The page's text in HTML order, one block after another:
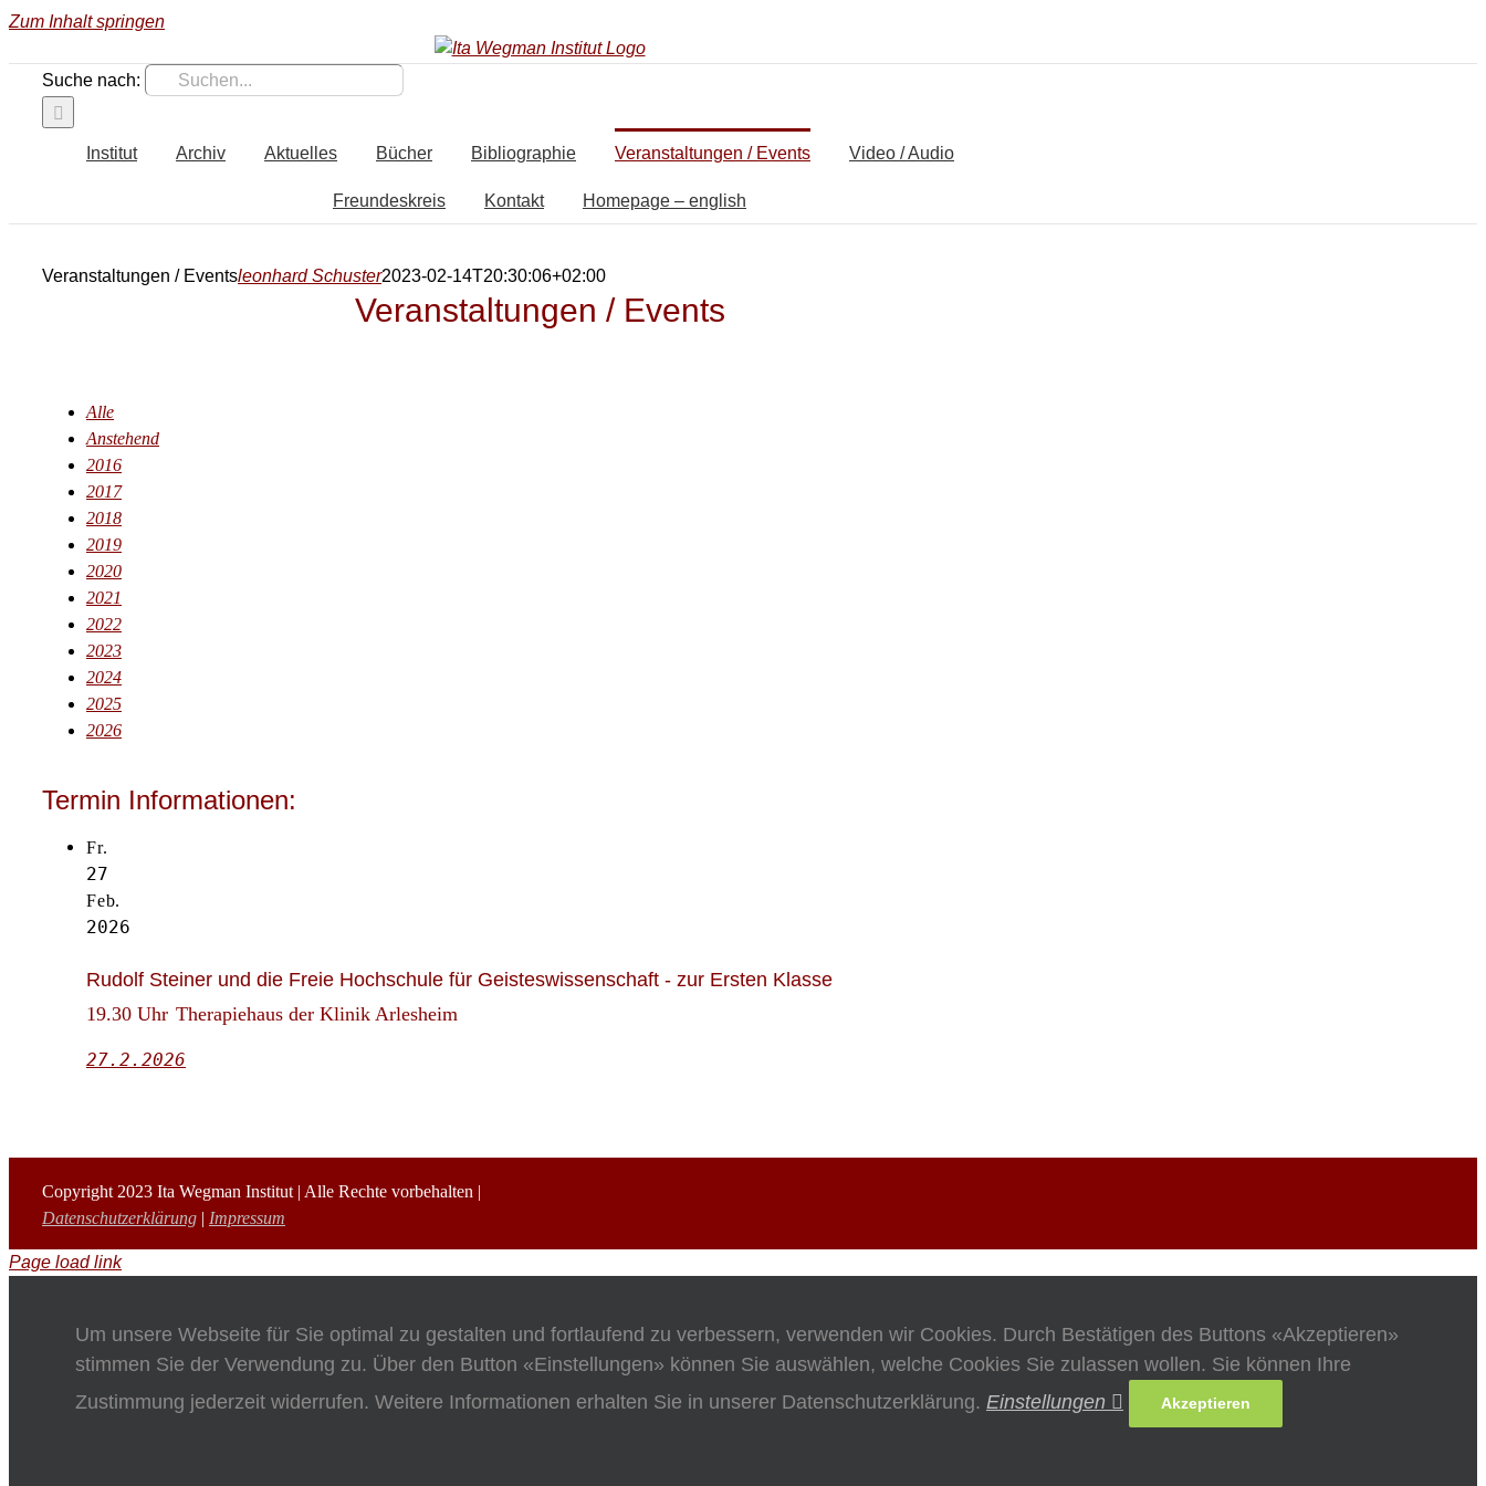
Zum Inhalt springen
Suche nach:
Institut Archiv Aktuelles Bücher Bibliographie Veranstaltungen / Events Video / Audio
Freundeskreis Kontakt Homepage – english
Veranstaltungen / Eventsleonhard Schuster2023-02-14T20:30:06+02:00
Veranstaltungen / Events
Alle
Anstehend
2016
2017
2018
2019
2020
2021
2022
2023
2024
2025
2026
Termin Informationen:
Fr.
27
Feb.
2026
Rudolf Steiner und die Freie Hochschule für Geisteswissenschaft - zur Ersten Klasse
19.30 Uhr Therapiehaus der Klinik Arlesheim
27.2.2026
Copyright 2023 Ita Wegman Institut | Alle Rechte vorbehalten |
Datenschutzerklärung | Impressum
Page load link
Um unsere Webseite für Sie optimal zu gestalten und fortlaufend zu verbessern, verwenden wir Cookies. Durch Bestätigen des Buttons «Akzeptieren»
stimmen Sie der Verwendung zu. Über den Button «Einstellungen» können Sie auswählen, welche Cookies Sie zulassen wollen. Sie können Ihre
Zustimmung jederzeit widerrufen. Weitere Informationen erhalten Sie in unserer Datenschutzerklärung. Einstellungen Akzeptieren